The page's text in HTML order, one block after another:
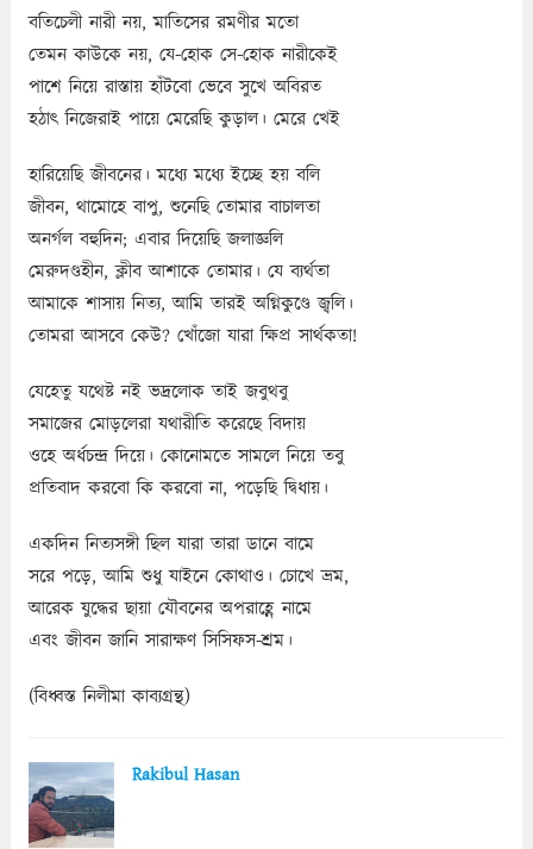
বতিচেলী নারী নয়, মাতিসের রমণীর মতো
তেমন কাউকে নয়, যে-হোক সে-হোক নারীকেই
পাশে নিয়ে রাস্তায় হাঁটবো ভেবে সুখে অবিরত
হঠাৎ নিজেরাই পায়ে মেরেছি কুড়াল। মেরে খেই
হারিয়েছি জীবনের। মধ্যে মধ্যে ইচ্ছে হয় বলি
জীবন, থামোহে বাপু, শুনেছি তোমার বাচালতা
অনর্গল বহুদিন; এবার দিয়েছি জলাজ্ঞলি
মেরুদণ্ডহীন, ক্লীব আশাকে তোমার। যে ব্যর্থতা
আমাকে শাসায় নিত্য, আমি তারই অগ্নিকুণ্ডে জ্বলি।
তোমরা আসবে কেউ? খোঁজো যারা ক্ষিপ্র সার্থকতা!
যেহেতু যথেষ্ট নই ভদ্রলোক তাই জবুথবু
সমাজের মোড়লেরা যথারীতি করেছে বিদায়
ওহে অর্ধচন্দ্র দিয়ে। কোনোমতে সামলে নিয়ে তবু
প্রতিবাদ করবো কি করবো না, পড়েছি দ্বিধায়।
একদিন নিত্যসঙ্গী ছিল যারা তারা ডানে বামে
সরে পড়ে, আমি শুধু যাইনে কোথাও। চোখে ভ্রম,
আরেক যুদ্ধের ছায়া যৌবনের অপরাহ্ণে নামে
এবং জীবন জানি সারাক্ষণ সিসিফস-শ্রম।
(বিধ্বস্ত নিলীমা কাব্যগ্রন্থ)
Rakibul Hasan